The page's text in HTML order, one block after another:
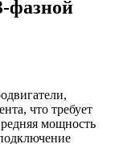
фазной
что требует
мощность